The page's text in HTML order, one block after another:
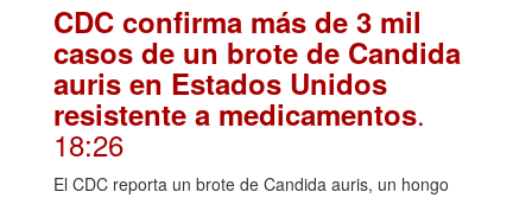
CDC confirma más de 3 mil
casos de un brote de Candida
auris en Estados Unidos
resistente a medicamentos.
18:26
El CDC reporta un brote de Candida auris, un hongo